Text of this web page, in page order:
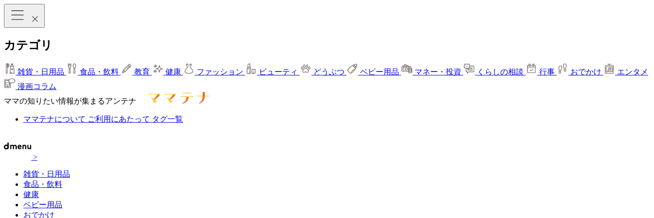
カテゴリ
雑貨・日用品 食品・飲料 教育 健康 ファッション ビューティ どうぶつ ベビー用品 マネー・投資 くらしの相談 行事 おでかけ
エンタメ
漫画コラム
ママの知りたい情報が集まるアンテナ
ママテナについて ご利用にあたって タグ一覧
>
雑貨・日用品
食品・飲料
健康
ベビー用品
おでかけ